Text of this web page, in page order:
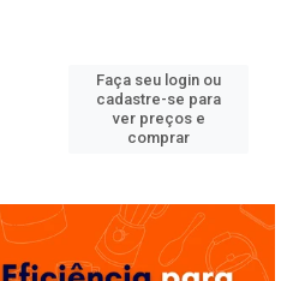
Faça seu login ou
cadastre-se para
ver preços e
comprar